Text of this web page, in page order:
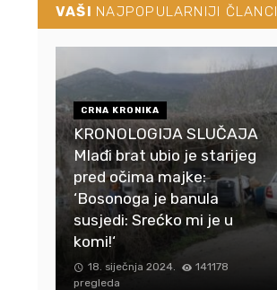
VAŠI NAJPOPULARNIJI ČLANCI
CRNA KRONIKA
KRONOLOGIJA SLUČAJA
Mlađi brat ubio je starijeg
pred očima majke:
‘Bosonoga je banula
susjedi: Srećko mi je u
komi!‘
18. siječnja 2024.
141178
pregleda